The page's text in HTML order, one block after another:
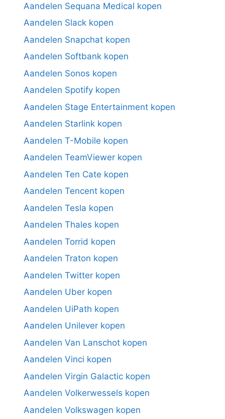
Aandelen Sequana Medical kopen
Aandelen Slack kopen
Aandelen Snapchat kopen
Aandelen Softbank kopen
Aandelen Sonos kopen
Aandelen Spotify kopen
Aandelen Stage Entertainment kopen
Aandelen Starlink kopen
Aandelen T-Mobile kopen
Aandelen TeamViewer kopen
Aandelen Ten Cate kopen
Aandelen Tencent kopen
Aandelen Tesla kopen
Aandelen Thales kopen
Aandelen Torrid kopen
Aandelen Traton kopen
Aandelen Twitter kopen
Aandelen Uber kopen
Aandelen UiPath kopen
Aandelen Unilever kopen
Aandelen Van Lanschot kopen
Aandelen Vinci kopen
Aandelen Virgin Galactic kopen
Aandelen Volkerwessels kopen
Aandelen Volkswagen kopen